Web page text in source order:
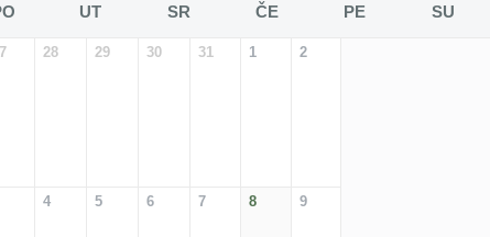
UT SR ČE PE SU
28 29 30 31 1 2
4 5 6 7 8 9